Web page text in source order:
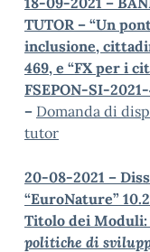
TUTOR – “Un
inclusione,
469, e “FX per i
FSEPON-SI-
– Domanda di
tutor
20-08-2021 –
“EuroNature”
Titolo dei Moduli:
politiche di